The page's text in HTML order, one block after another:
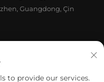
Guangdong, Çin
to provide our services.